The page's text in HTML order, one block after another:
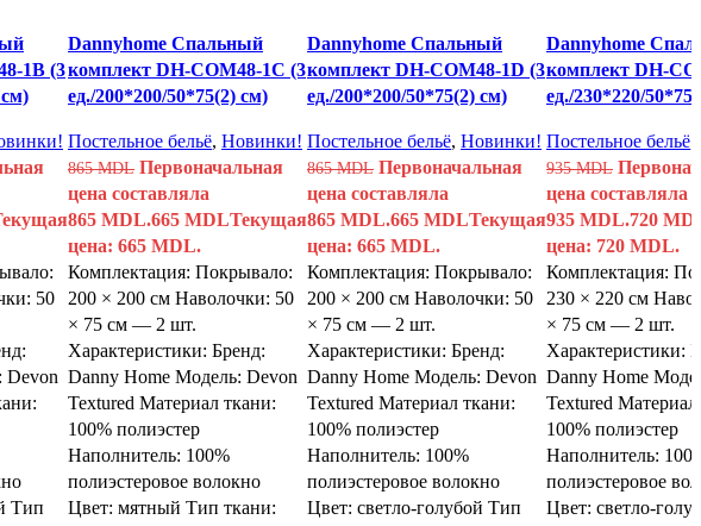
1B (3
50
Devon
Тип
Dannyhome Спальный
комплект DH-COM48-1C (3
ед./200*200/50*75(2) см)
Постельное бельё, Новинки!
865MDL Первоначальная
цена составляла
865 MDL.665 MDLТекущая
цена: 665 MDL.
Комплектация: Покрывало:
200 × 200 см Наволочки: 50
× 75 см — 2 шт.
Характеристики: Бренд:
Danny Home Модель: Devon
Textured Материал ткани:
100% полиэстер
Наполнитель: 100%
полиэстеровое волокно
Цвет: мятный Тип ткани:
Dannyhome Спальный
комплект DH-COM48-1D (3
ед./200*200/50*75(2) см)
Постельное бельё, Новинки!
865MDL Первоначальная
цена составляла
865 MDL.665 MDLТекущая
цена: 665 MDL.
Комплектация: Покрывало:
200 × 200 см Наволочки: 50
× 75 см — 2 шт.
Характеристики: Бренд:
Danny Home Модель: Devon
Textured Материал ткани:
100% полиэстер
Наполнитель: 100%
полиэстеровое волокно
Цвет: светло-голубой Тип
Dannyhome
комплект DH-
ед./230*220/
Постельное бельё
935MDL
цена составляла
935 MDL.720
цена: 720 MDL.
Комплектация:
230 × 220 см
× 75 см — 2 шт.
Характеристики:
Danny Home
Textured Материал
100% полиэстер
Наполнитель:
полиэстеровое
Цвет: светло-